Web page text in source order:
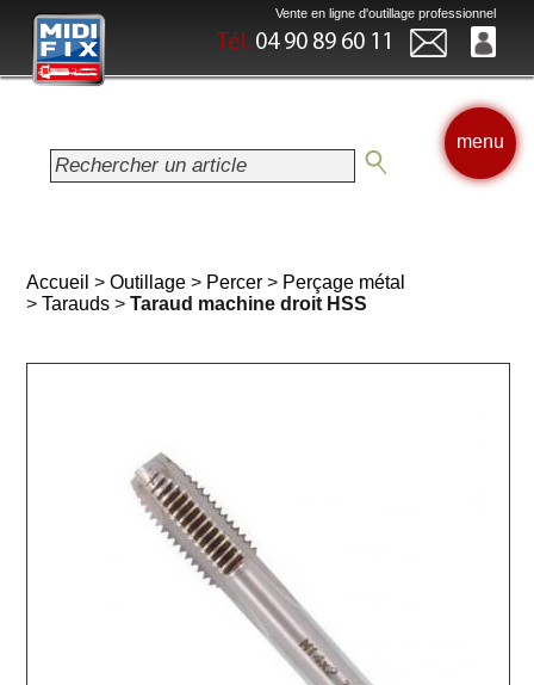
Vente en ligne d'outillage professionnel
Tél. 04 90 89 60 11
menu
Accueil >Outillage > Percer > Perçage métal
>Tarauds >Taraud machine droit HSS